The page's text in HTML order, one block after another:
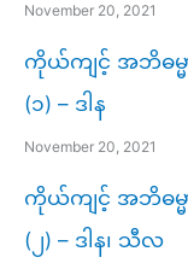
November 20, 2021
ကိုယ်ကျင့် အဘိဓမ္မ
(၁) – ဒါန
November 20, 2021
ကိုယ်ကျင့် အဘိဓမ္မ
(၂) – ဒါန၊ သီလ